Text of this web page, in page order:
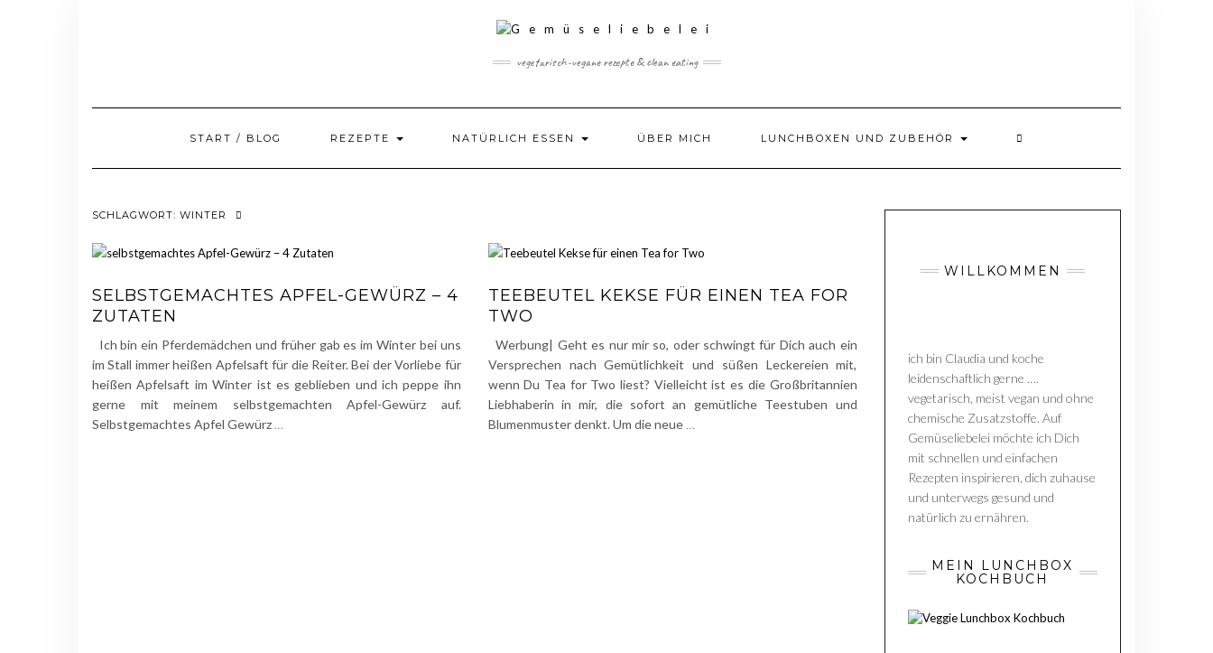
vegetarisch-vegane rezepte & clean eating
START / BLOG REZEPTE NATÜRLICH ESSEN ÜBER MICH LUNCHBOXEN UND ZUBEHÖR
SCHLAGWORT: WINTER
SELBSTGEMACHTES APFEL-GEWÜRZ – 4
ZUTATEN
Ich bin ein Pferdemädchen und früher gab es im Winter bei uns
im Stall immer heißen Apfelsaft für die Reiter. Bei der Vorliebe für
heißen Apfelsaft im Winter ist es geblieben und ich peppe ihn
gerne mit meinem selbstgemachten Apfel-Gewürz auf.
Selbstgemachtes Apfel Gewürz …
TEEBEUTEL KEKSE FÜR EINEN TEA FOR
TWO
Werbung| Geht es nur mir so, oder schwingt für Dich auch ein
Versprechen nach Gemütlichkeit und süßen Leckereien mit,
wenn Du Tea for Two liest? Vielleicht ist es die Großbritannien
Liebhaberin in mir, die sofort an gemütliche Teestuben und
Blumenmuster denkt. Um die neue …
WILLKOMMEN
ich bin Claudia und koche
leidenschaftlich gerne ….
vegetarisch, meist vegan und ohne
chemische Zusatzstoffe. Auf
Gemüseliebelei möchte ich Dich
mit schnellen und einfachen
Rezepten inspirieren, dich zuhause
und unterwegs gesund und
natürlich zu ernähren.
MEIN LUNCHBOX
KOCHBUCH